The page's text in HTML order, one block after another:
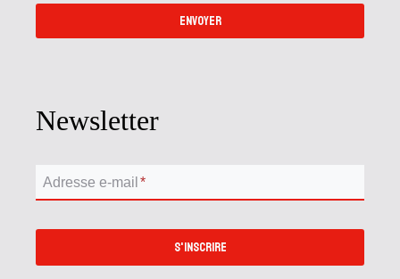
ENVOYER
Newsletter
Adresse e-mail *
S'INSCRIRE